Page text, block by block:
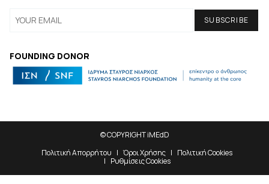
FOUNDING DONOR
© COPYRIGHT iMEdD
Πολιτική Απορρήτου
Όροι Χρήσης
Πολιτική Cookies
Ρυθμίσεις Cookies